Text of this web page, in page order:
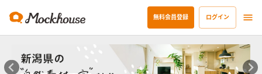
無料会員登録 ログイン